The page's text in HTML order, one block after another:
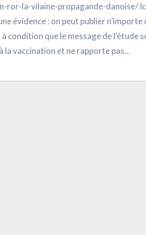
ror-la-vilaine-propagande-danoise/
évidence : on peut publier n’importe
à condition que le message de l’étude
la vaccination et ne rapporte pas…